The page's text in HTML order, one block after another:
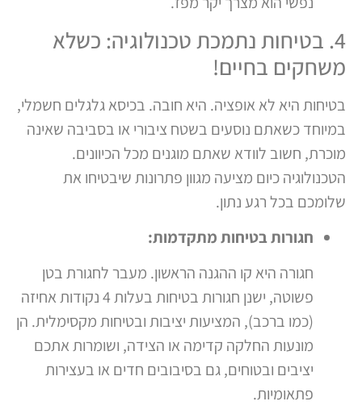
4. בטיחות נתמכת טכנולוגיה: כשלא
משחקים בחיים!
בטיחות היא לא אופציה. היא חובה. בכיסא גלגלים חשמלי,
במיוחד כשאתם נוסעים בשטח ציבורי או בסביבה שאינה
מוכרת, חשוב לוודא שאתם מוגנים מכל הכיוונים.
הטכנולוגיה כיום מציעה מגוון פתרונות שיבטיחו את
שלומכם בכל רגע נתון.
חגורות בטיחות מתקדמות:
חגורה היא קו ההגנה הראשון. מעבר לחגורת בטן
פשוטה, ישנן חגורות בטיחות בעלות 4 נקודות אחיזה
(כמו ברכב), המציעות יציבות ובטיחות מקסימלית. הן
מונעות החלקה קדימה או הצידה, ושומרות אתכם
יציבים ובטוחים, גם בסיבובים חדים או בעצירות
פתאומיות.